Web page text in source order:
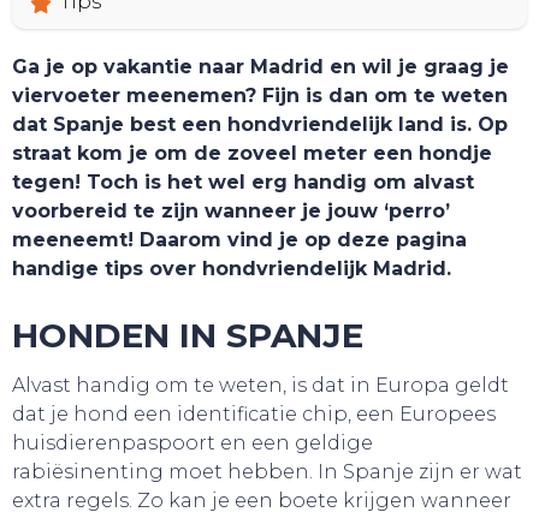
Ga je op vakantie naar Madrid en wil je graag je
viervoeter meenemen? Fijn is dan om te weten
dat Spanje best een hondvriendelijk land is. Op
straat kom je om de zoveel meter een hondje
tegen! Toch is het wel erg handig om alvast
voorbereid te zijn wanneer je jouw ‘perro’
meeneemt! Daarom vind je op deze pagina
handige tips over hondvriendelijk Madrid.
HONDEN IN SPANJE
Alvast handig om te weten, is dat in Europa geldt
dat je hond een identificatie chip, een Europees
huisdierenpaspoort en een geldige
rabiësinenting moet hebben. In Spanje zijn er wat
extra regels. Zo kan je een boete krijgen wanneer